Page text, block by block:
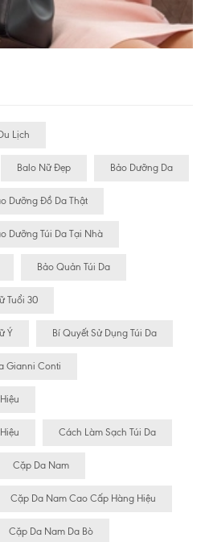
Lịch
Balo Nữ Đẹp Bảo Dưỡng Da
Dưỡng Đồ Da Thật
Dưỡng Túi Da Tại Nhà
Bảo Quản Túi Da
Tuổi 30
Ý Bí Quyết Sử Dụng Túi Da
Gianni Conti
Cách Làm Sạch Túi Da
Cặp Da Nam
Cặp Da Nam Cao Cấp Hàng Hiệu
Cặp Da Nam Da Bò